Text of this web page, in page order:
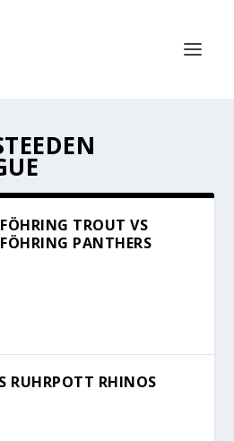
TROUT VS
PANTHERS
RUHRPOTT RHINOS